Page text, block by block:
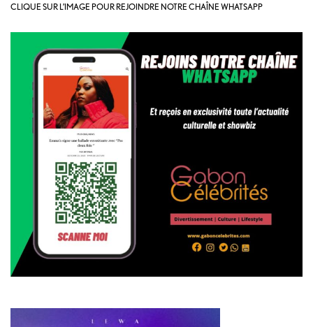
CLIQUE SUR L’IMAGE POUR REJOINDRE NOTRE CHAÎNE WHATSAPP